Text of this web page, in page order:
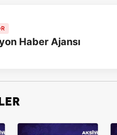
Haber Ajansı